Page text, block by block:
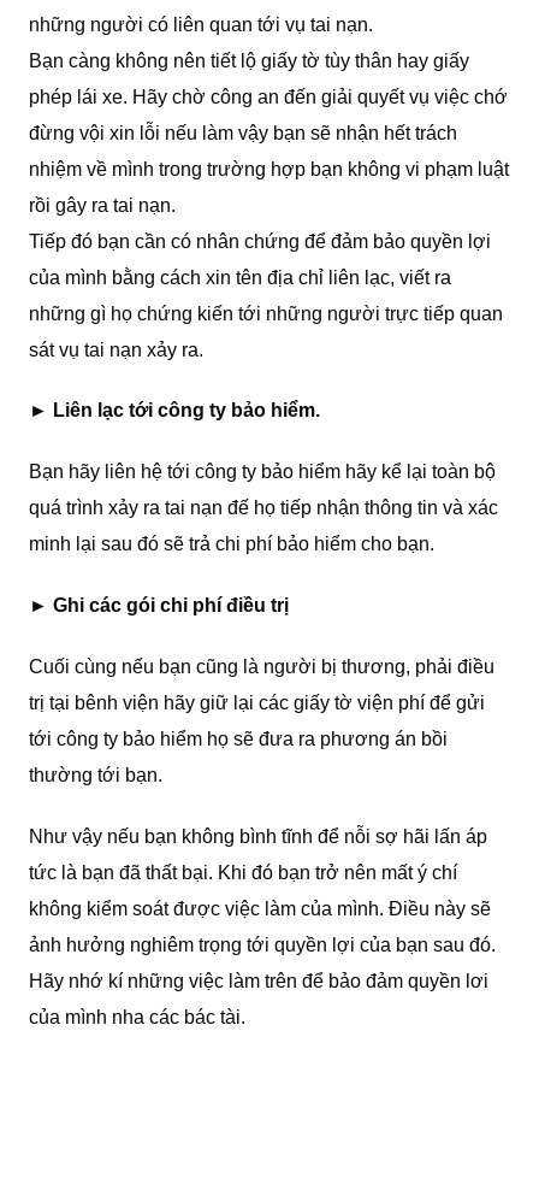
những người có liên quan tới vụ tai nạn.
Bạn càng không nên tiết lộ giấy tờ tùy thân hay giấy
phép lái xe. Hãy chờ công an đến giải quyết vụ việc chớ
đừng vội xin lỗi nếu làm vậy bạn sẽ nhận hết trách
nhiệm về mình trong trường hợp bạn không vi phạm luật
rồi gây ra tai nạn.
Tiếp đó bạn cần có nhân chứng để đảm bảo quyền lợi
của mình bằng cách xin tên địa chỉ liên lạc, viết ra
những gì họ chứng kiến tới những người trực tiếp quan
sát vụ tai nạn xảy ra.
► Liên lạc tới công ty bảo hiểm.
Bạn hãy liên hệ tới công ty bảo hiểm hãy kể lại toàn bộ
quá trình xảy ra tai nạn đế họ tiếp nhận thông tin và xác
minh lại sau đó sẽ trả chi phí bảo hiểm cho bạn.
► Ghi các gói chi phí điều trị
Cuối cùng nếu bạn cũng là người bị thương, phải điều
trị tại bênh viện hãy giữ lại các giấy tờ viện phí để gửi
tới công ty bảo hiểm họ sẽ đưa ra phương án bồi
thường tới bạn.
Như vậy nếu bạn không bình tĩnh để nỗi sợ hãi lấn áp
tức là bạn đã thất bại. Khi đó bạn trở nên mất ý chí
không kiểm soát được việc làm của mình. Điều này sẽ
ảnh hưởng nghiêm trọng tới quyền lợi của bạn sau đó.
Hãy nhớ kí những việc làm trên để bảo đảm quyền lơi
của mình nha các bác tài.